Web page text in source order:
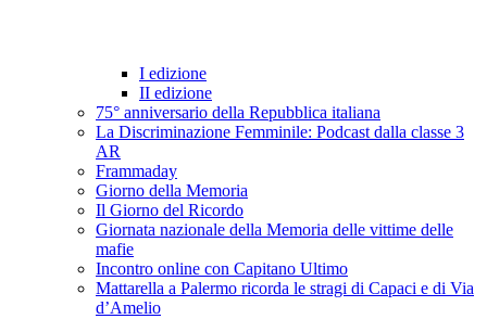
I edizione
II edizione
75° anniversario della Repubblica italiana
La Discriminazione Femminile: Podcast dalla classe 3
AR
Frammaday
Giorno della Memoria
Il Giorno del Ricordo
Giornata nazionale della Memoria delle vittime delle
mafie
Incontro online con Capitano Ultimo
Mattarella a Palermo ricorda le stragi di Capaci e di Via
d’Amelio